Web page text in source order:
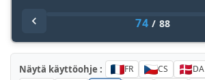
74 / 88
Näytä käyttöohje : FR CS DA